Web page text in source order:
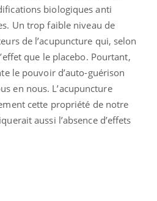
biologiques anti
Un trop faible niveau de
de l’acupuncture qui, selon
que le placebo. Pourtant,
le pouvoir d’auto-guérison
en nous. L’acupuncture
cette propriété de notre
aussi l’absence d’effets